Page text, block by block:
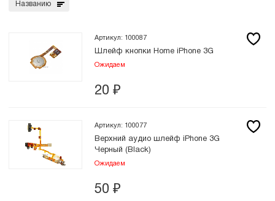
Названию
Артикул: 100087
Шлейф кнопки Home iPhone 3G
Ожидаем
20 ₽
Артикул: 100077
Верхний аудио шлейф iPhone 3G
Черный (Black)
Ожидаем
50 ₽